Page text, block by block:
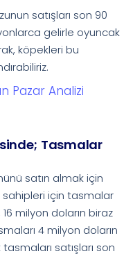
satışları son 90
gelirle oyuncak
köpekleri bu
Pazar Analizi
Tasmalar
satın almak için
sahipleri için tasmalar
milyon doların biraz
4 milyon doların
satışları son